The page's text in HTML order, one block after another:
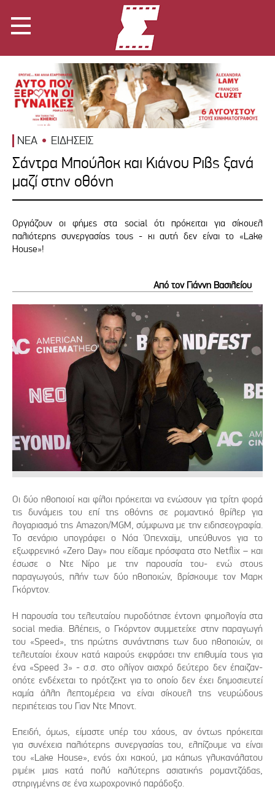
ΝΕΑ ΕΙΔΗΣΕΙΣ
Σάντρα Μπούλοκ και Κιάνου Ριβς ξανά
μαζί στην οθόνη
Oργιάζουν οι φήμες στα social ότι πρόκειται για σίκουελ
παλιότερης συνεργασίας τους - κι αυτή δεν είναι το «Lake
House»!
Από τον Γιάννη Βασιλείου
Οι δύο ηθοποιοί και φίλοι πρόκειται να ενώσουν για τρίτη φορά
τις δυνάμεις του επί της οθόνης σε ρομαντικό θρίλερ για
λογαριασμό της Amazon/MGM, σύμφωνα με την ειδησεογραφία.
Το σενάριο υπογράφει ο Νόα Όπενχαϊμ, υπεύθυνος για το
εξωφρενικό «Zero Day» που είδαμε πρόσφατα στο Netflix – και
έσωσε ο Ντε Νίρο με την παρουσία του- ενώ στους
παραγωγούς, πλήν των δύο ηθοποιών, βρίσκουμε τον Μαρκ
Γκόρντον.
Η παρουσία του τελευταίου πυροδότησε έντονη φημολογία στα
social media. Βλέπεις, ο Γκόρντον συμμετείχε στην παραγωγή
του «Speed», της πρώτης συνάντησης των δυο ηθοποιών, οι
τελευταίοι έχουν κατά καιρούς εκφράσει την επιθυμία τους για
ένα «Speed 3» - σ.σ. στο ολίγον αισχρό δεύτερο δεν έπαιζαν-
οπότε ενδέχεται το πρότζεκτ για το οποίο δεν έχει δημοσιευτεί
καμία άλλη λεπτομέρεια να είναι σίκουελ της νευρώδους
περιπέτειας του Γιαν Ντε Μποντ.
Επειδή, όμως, είμαστε υπέρ του χάους, αν όντως πρόκειται
για συνέχεια παλιότερης συνεργασίας του, ελπίζουμε να είναι
του «Lake House», ενός όχι κακού, μα κάπως γλυκανάλατου
ριμέικ μιας κατά πολύ καλύτερης ασιατικής ρομαντζάδας,
στηριγμένης σε ένα χωροχρονικό παράδοξο.